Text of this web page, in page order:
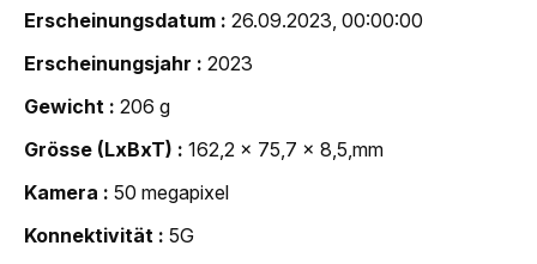
Erscheinungsdatum
26.09.2023, 00:00:00
Erscheinungsjahr
2023
Gewicht
206 g
Grösse (LxBxT)
162,2 x 75,7 x 8,5,mm
Kamera
50 megapixel
Konnektivität
5G